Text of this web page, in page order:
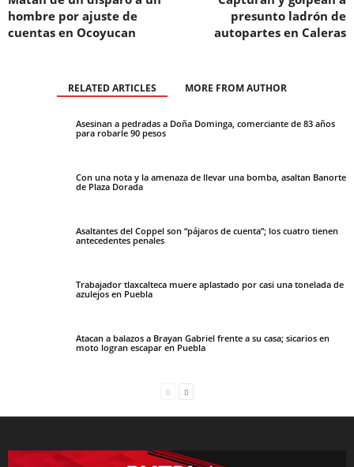
hombre por ajuste de
cuentas en Ocoyucan
presunto ladrón de
autopartes en Caleras
RELATED ARTICLES MORE FROM AUTHOR
Asesinan a pedradas a Doña Dominga, comerciante de 83 años
para robarle 90 pesos
Con una nota y la amenaza de llevar una bomba, asaltan Banorte
de Plaza Dorada
Asaltantes del Coppel son “pájaros de cuenta”; los cuatro tienen
antecedentes penales
Trabajador tlaxcalteca muere aplastado por casi una tonelada de
azulejos en Puebla
Atacan a balazos a Brayan Gabriel frente a su casa; sicarios en
moto logran escapar en Puebla